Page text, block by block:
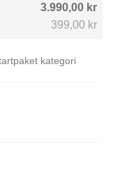
3.990,00 kr
399,00 kr
kategori